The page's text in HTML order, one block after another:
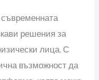
решения за
лица. С
възможност да